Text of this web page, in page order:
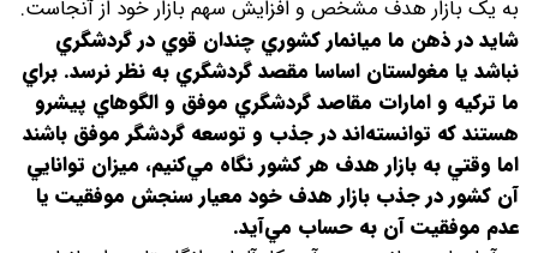
به يک بازار هدف مشخص و افزايش سهم بازار خود از آنجاست.
شايد در ذهن ما ميانمار کشوري چندان قوي در گردشگري
نباشد يا مغولستان اساسا مقصد گردشگري به نظر نرسد. براي
ما ترکيه و امارات مقاصد گردشگري موفق و الگوهاي پيشرو
هستند که توانسته‌‌اند در جذب و توسعه گردشگر موفق باشند
اما وقتي به بازار هدف هر کشور نگاه مي‌کنيم، ميزان توانايي
آن کشور در جذب بازار هدف خود معيار سنجش موفقيت يا
عدم موفقيت آن به حساب مي‌آيد.